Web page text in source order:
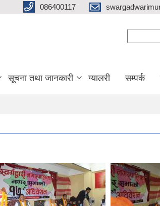
086400117
सूचना तथा जानकारी ग्यालरी सम्पर्क